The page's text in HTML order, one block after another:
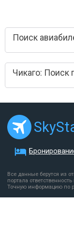
Поиск
Чикаго: Поиск
Все данные берутся из
портала ответственность
Точную информацию по